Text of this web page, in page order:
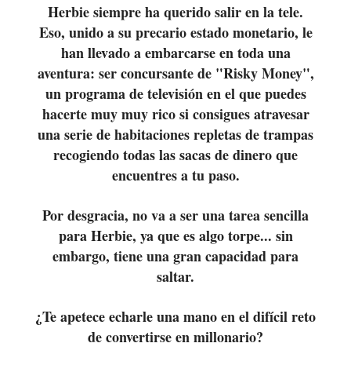
Herbie siempre ha querido salir en la tele.
Eso, unido a su precario estado monetario, le
han llevado a embarcarse en toda una
aventura: ser concursante de "Risky Money",
un programa de televisión en el que puedes
hacerte muy muy rico si consigues atravesar
una serie de habitaciones repletas de trampas
recogiendo todas las sacas de dinero que
encuentres a tu paso.
Por desgracia, no va a ser una tarea sencilla
para Herbie, ya que es algo torpe... sin
embargo, tiene una gran capacidad para
saltar.
¿Te apetece echarle una mano en el difícil reto
de convertirse en millonario?